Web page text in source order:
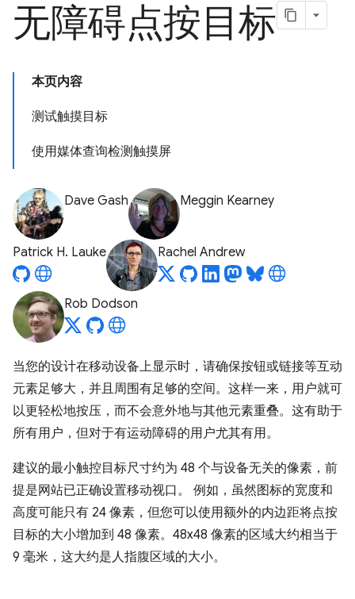
无障碍点按目标
本页内容
测试触摸目标
使用媒体查询检测触摸屏
Dave Gash Meggin Kearney
Patrick H. Lauke Rachel Andrew
Rob Dodson
当您的设计在移动设备上显示时，请确保按钮或链接等互动
元素足够大，并且周围有足够的空间。这样一来，用户就可
以更轻松地按压，而不会意外地与其他元素重叠。这有助于
所有用户，但对于有运动障碍的用户尤其有用。
建议的最小触控目标尺寸约为 48 个与设备无关的像素，前
提是网站已正确设置移动视口。 例如，虽然图标的宽度和
高度可能只有 24 像素，但您可以使用额外的内边距将点按
目标的大小增加到 48 像素。48x48 像素的区域大约相当于
9 毫米，这大约是人指腹区域的大小。